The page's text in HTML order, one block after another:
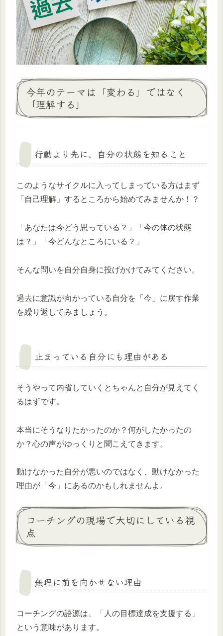
今年のテーマは「変わる」ではなく
「理解する」
行動より先に、自分の状態を知ること
このようなサイクルに入ってしまっている方はまず
「自己理解」するところから始めてみませんか！？
「あなたは今どう思っている？」「今の体の状態
は？」「今どんなところにいる？」
そんな問いを自分自身に投げかけてみてください。
過去に意識が向かっている自分を「今」に戻す作業
を繰り返してみましょう。
止まっている自分にも理由がある
そうやって内省していくとちゃんと自分が見えてく
るはずです。
本当にそうなりたかったのか？何がしたかったの
か？心の声がゆっくりと聞こえてきます。
動けなかった自分が悪いのではなく、動けなかった
理由が「今」にあるのかもしれませんよ。
コーチングの現場で大切にしている視
点
無理に前を向かせない理由
コーチングの語源は、「人の目標達成を支援する」
という意味があります。